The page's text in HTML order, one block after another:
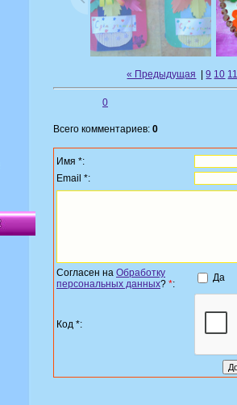
« Предыдущая |9 10
0
Всего комментариев: 0
Имя *:
Email *:
Согласен на Обработку
персональных данных? *:
Да
Код *: